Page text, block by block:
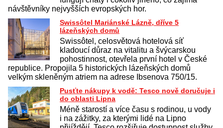
návštěvníky nejvyšších evropských hor.
Swissôtel Mariánské Lázně, dříve 5
lázeňských domů
Swissôtel, celosvětová hotelová síť
kladoucí důraz na vitalitu a švýcarskou
pohostinnost, otevřela první hotel v České
republice. Propojila 5 historických lázeňských domů
velkým skleněným atriem na adrese Ibsenova 750/15.
Pusťte nákupy k vodě: Tesco nově doručuje i
do oblasti Lipna
Méně starostí a více času s rodinou, u vody
i na zážitky, za kterými lidé na Lipno